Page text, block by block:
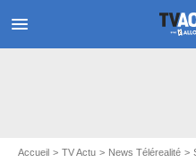
menu
Accueil TV Actu News Télérealité